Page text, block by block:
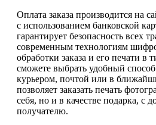
Оплата заказа производится на
с использованием банковской
гарантирует безопасность всех
современным технологиям
обработки заказа и его печати в
сможете выбрать удобный
курьером, почтой или в
позволяет заказать печать
себя, но и в качестве подарка, с
получателю.